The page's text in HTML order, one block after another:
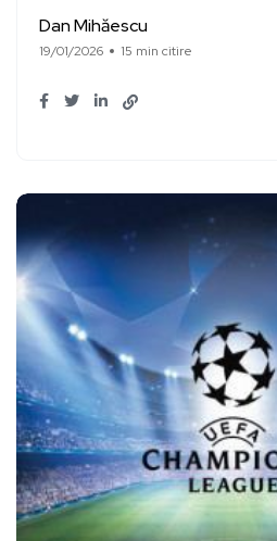
Dan Mihăescu
19/01/2026 15 min citire